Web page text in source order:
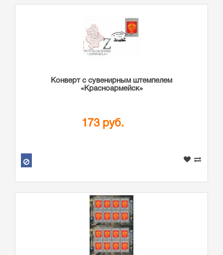
Конверт с сувенирным штемпелем
«Красноармейск»
173 руб.